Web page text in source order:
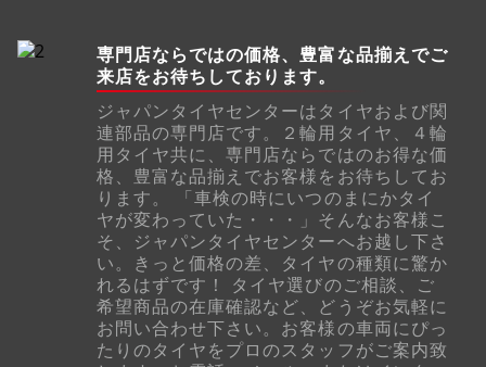
専門店ならではの価格、豊富な品揃えでご
来店をお待ちしております。
ジャパンタイヤセンターはタイヤおよび関
連部品の専門店です。２輪用タイヤ、４輪
用タイヤ共に、専門店ならではのお得な価
格、豊富な品揃えでお客様をお待ちしてお
ります。 「車検の時にいつのまにかタイ
ヤが変わっていた・・・」そんなお客様こ
そ、ジャパンタイヤセンターへお越し下さ
い。きっと価格の差、タイヤの種類に驚か
れるはずです！ タイヤ選びのご相談、ご
希望商品の在庫確認など、どうぞお気軽に
お問い合わせ下さい。お客様の車両にぴっ
たりのタイヤをプロのスタッフがご案内致